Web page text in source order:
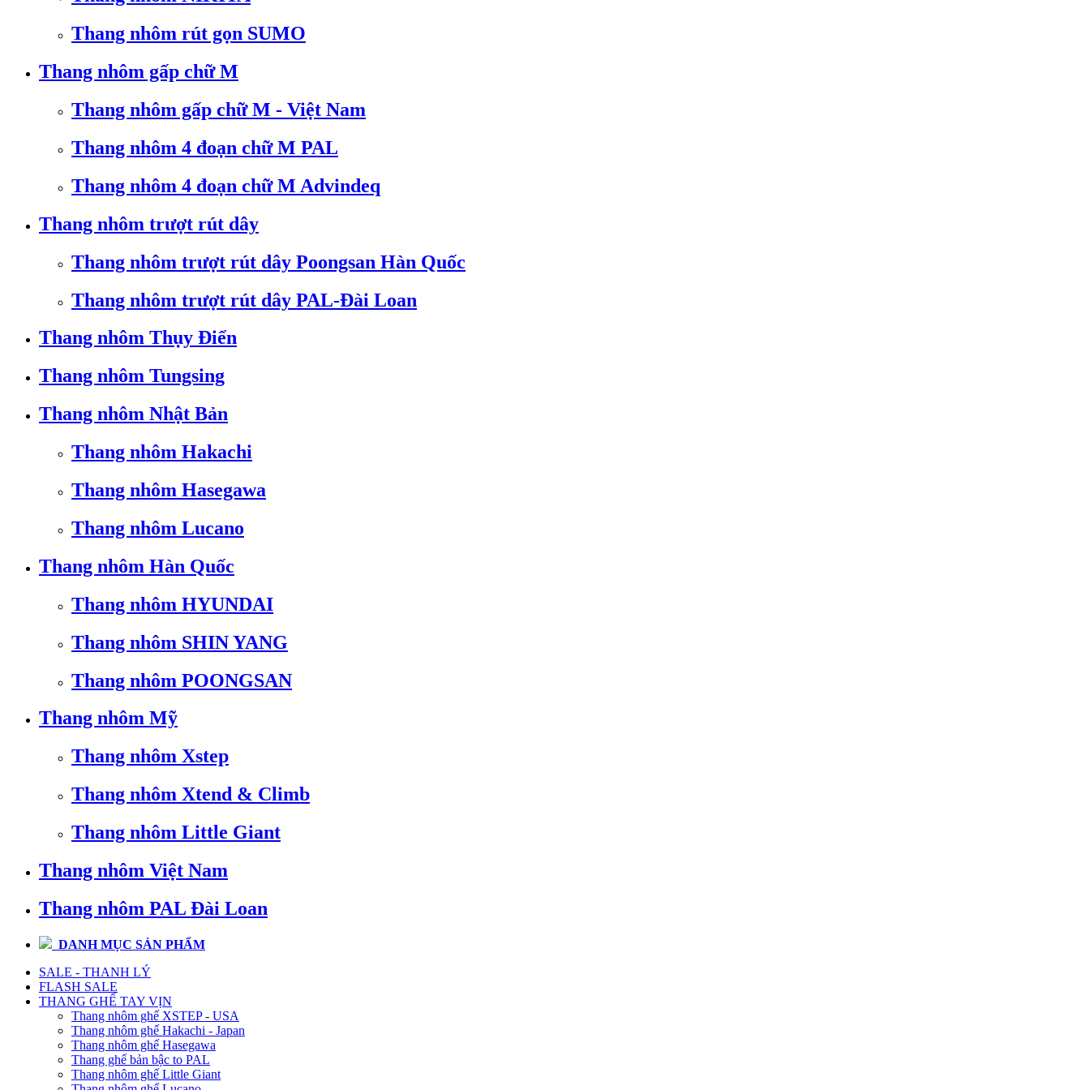
Thang nhôm rút gọn SUMO
Thang nhôm gấp chữ M
Thang nhôm gấp chữ M - Việt Nam
Thang nhôm 4 đoạn chữ M PAL
Thang nhôm 4 đoạn chữ M Advindeq
Thang nhôm trượt rút dây
Thang nhôm trượt rút dây Poongsan Hàn Quốc
Thang nhôm trượt rút dây PAL-Đài Loan
Thang nhôm Thụy Điển
Thang nhôm Tungsing
Thang nhôm Nhật Bản
Thang nhôm Hakachi
Thang nhôm Hasegawa
Thang nhôm Lucano
Thang nhôm Hàn Quốc
Thang nhôm HYUNDAI
Thang nhôm SHIN YANG
Thang nhôm POONGSAN
Thang nhôm Mỹ
Thang nhôm Xstep
Thang nhôm Xtend & Climb
Thang nhôm Little Giant
Thang nhôm Việt Nam
Thang nhôm PAL Đài Loan
DANH MỤC SẢN PHẨM
SALE - THANH LÝ
FLASH SALE
THANG GHẾ TAY VỊN
Thang nhôm ghế XSTEP - USA
Thang nhôm ghế Hakachi - Japan
Thang nhôm ghế Hasegawa
Thang ghế bản bậc to PAL
Thang nhôm ghế Little Giant